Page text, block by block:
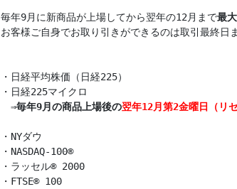
毎年9月に新商品が上場してから翌年の12月まで最
お客様ご自身でお取り引きができるのは取引最終日
・日経平均株価（日経225）
・日経225マイクロ
⇒毎年9月の商品上場後の翌年12月第2金曜日（リ
・NYダウ
・NASDAQ-100®
・ラッセル® 2000
・FTSE® 100